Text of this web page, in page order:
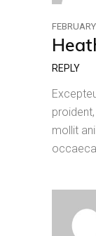
REPLY
mollit